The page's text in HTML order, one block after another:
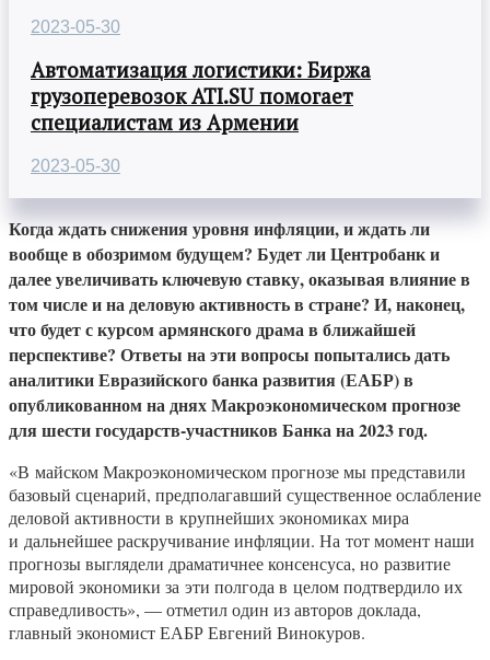
2023-05-30
Автоматизация логистики: Биржа
грузоперевозок ATI.SU помогает
специалистам из Армении
2023-05-30
Когда ждать снижения уровня инфляции, и ждать ли
вообще в обозримом будущем? Будет ли Центробанк и
далее увеличивать ключевую ставку, оказывая влияние в
том числе и на деловую активность в стране? И, наконец,
что будет с курсом армянского драма в ближайшей
перспективе? Ответы на эти вопросы попытались дать
аналитики Евразийского банка развития (ЕАБР) в
опубликованном на днях Макроэкономическом прогнозе
для шести государств-участников Банка на 2023 год.
«В майском Макроэкономическом прогнозе мы представили
базовый сценарий, предполагавший существенное ослабление
деловой активности в крупнейших экономиках мира
и дальнейшее раскручивание инфляции. На тот момент наши
прогнозы выглядели драматичнее консенсуса, но развитие
мировой экономики за эти полгода в целом подтвердило их
справедливость», — отметил один из авторов доклада,
главный экономист ЕАБР Евгений Винокуров.